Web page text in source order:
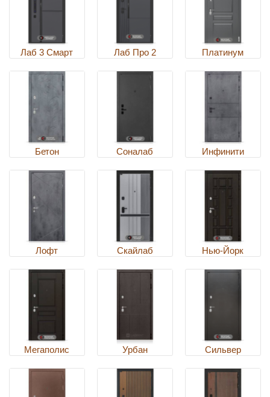
Лаб 3 Смарт Лаб Про 2 Платинум
Бетон Соналаб Инфинити
Лофт Скайлаб Нью-Йорк
Мегаполис Урбан Сильвер